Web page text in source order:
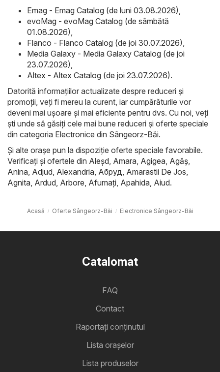
Emag - Emag Catalog (de luni 03.08.2026)
evoMag - evoMag Catalog (de sâmbătă
01.08.2026)
Flanco - Flanco Catalog (de joi 30.07.2026)
Media Galaxy - Media Galaxy Catalog (de joi
23.07.2026)
Altex - Altex Catalog (de joi 23.07.2026).
Datorită informațiilor actualizate despre reduceri și
promoții, veți fi mereu la curent, iar cumpărăturile vor
deveni mai ușoare și mai eficiente pentru dvs. Cu noi, veți
ști unde să găsiți cele mai bune reduceri și oferte speciale
din categoria Electronice din Sângeorz-Băi.
Și alte orașe pun la dispoziție oferte speciale favorabile.
Verificați și ofertele din Aleşd Amara Agigea Agăş
Anina Adjud Alexandria Абруд Amarastii De Jos
Agnita Ardud Arbore Afumaţi Apahida Aiud.
Acasă Oferte Sângeorz-Băi Electronice Sângeorz-Băi
Catalomat
FAQ
Contact
Raportați conținutul
Lista oraşelor
Lista produselor